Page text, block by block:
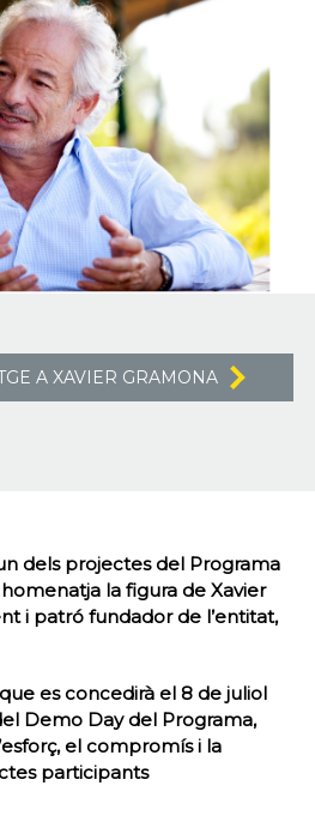
A XAVIER GRAMONA
dels projectes del Programa
la figura de Xavier
i patró fundador de l’entitat,
es concedirà el 8 de juliol
Demo Daydel Programa,
el compromís i la
participants